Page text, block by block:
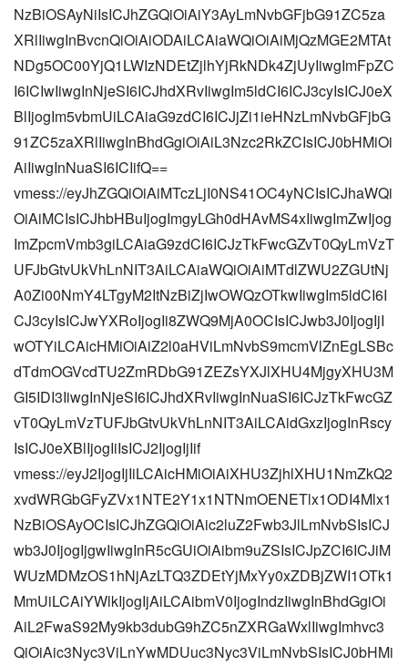
NzBiOSAyNiIsICJhZGQiOiAiY3AyLmNvbGFjbG91ZC5za
XRlIiwgInBvcnQiOiAiODAiLCAiaWQiOiAiMjQzMGE2MTAt
NDg5OC00YjQ1LWIzNDEtZjlhYjRkNDk4ZjUyIiwgImFpZC
I6ICIwIiwgInNjeSI6ICJhdXRvIiwgIm5ldCI6ICJ3cyIsICJ0eX
BlIjogIm5vbmUiLCAiaG9zdCI6ICJjZi1ieHNzLmNvbGFjbG
91ZC5zaXRlIiwgInBhdGgiOiAiL3Nzc2RkZCIsICJ0bHMiOi
AiIiwgInNuaSI6ICIifQ==
vmess://eyJhZGQiOiAiMTczLjI0NS41OC4yNCIsICJhaWQi
OiAiMCIsICJhbHBuIjogImgyLGh0dHAvMS4xIiwgImZwIjog
ImZpcmVmb3giLCAiaG9zdCI6ICJzTkFwcGZvT0QyLmVzT
UFJbGtvUkVhLnNIT3AiLCAiaWQiOiAiMTdlZWU2ZGUtNj
A0Zi00NmY4LTgyM2ItNzBiZjIwOWQzOTkwIiwgIm5ldCI6I
CJ3cyIsICJwYXRoIjogIi8ZWQ9MjA0OCIsICJwb3J0IjogIjI
wOTYiLCAicHMiOiAiZ2l0aHViLmNvbS9mcmVlZnEgLSBc
dTdmOGVcdTU2ZmRDbG91ZEZsYXJlXHU4MjgyXHU3M
GI5IDI3IiwgInNjeSI6ICJhdXRvIiwgInNuaSI6ICJzTkFwcGZ
vT0QyLmVzTUFJbGtvUkVhLnNIT3AiLCAidGxzIjogInRscy
IsICJ0eXBlIjogIiIsICJ2IjogIjIif
vmess://eyJ2IjogIjIiLCAicHMiOiAiXHU3ZjhlXHU1NmZkQ2
xvdWRGbGFyZVx1NTE2Y1x1NTNmOENETlx1ODI4Mlx1
NzBiOSAyOCIsICJhZGQiOiAic2luZ2Fwb3JlLmNvbSIsICJ
wb3J0IjogIjgwIiwgInR5cGUiOiAibm9uZSIsICJpZCI6ICJiM
WUzMDMzOS1hNjAzLTQ3ZDEtYjMxYy0xZDBjZWI1OTk1
MmUiLCAiYWlkIjogIjAiLCAibmV0IjogIndzIiwgInBhdGgiOi
AiL2FwaS92My9kb3dubG9hZC5nZXRGaWxlIiwgImhvc3
QiOiAic3Nyc3ViLnYwMDUuc3Nyc3ViLmNvbSIsICJ0bHMi